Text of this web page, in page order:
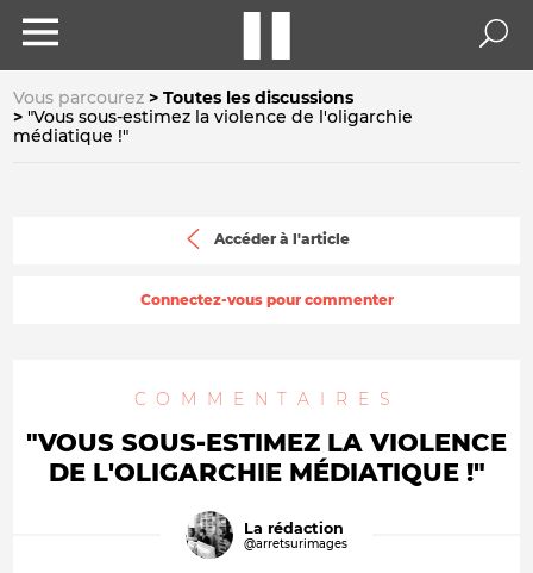
Vous parcourez
Toutes les discussions
"Vous sous-estimez la violence de l'oligarchie
médiatique !"
Accéder à l'article
Connectez-vous pour commenter
COMMENTAIRES
"VOUS SOUS-ESTIMEZ LA VIOLENCE
DE L'OLIGARCHIE MÉDIATIQUE !"
La rédaction
@arretsurimages